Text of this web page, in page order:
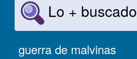
Lo + buscado
guerra de malvinas